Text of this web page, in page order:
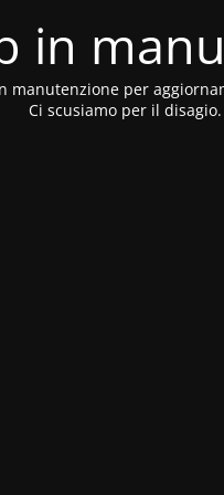
in
manutenzione per
Ci scusiamo per il disagio.